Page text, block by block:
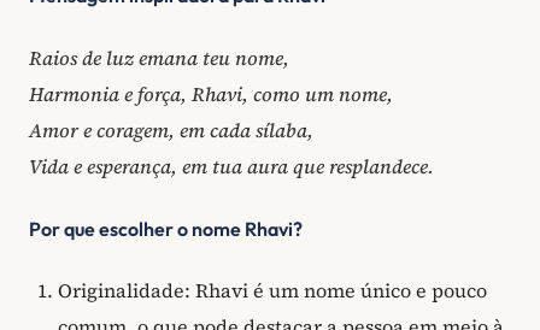
Raios de luz emana teu nome,
Harmonia e força, Rhavi, como um nome,
Amor e coragem, em cada sílaba,
Vida e esperança, em tua aura que resplandece.
Por que escolher o nome Rhavi?
Originalidade: Rhavi é um nome único e pouco